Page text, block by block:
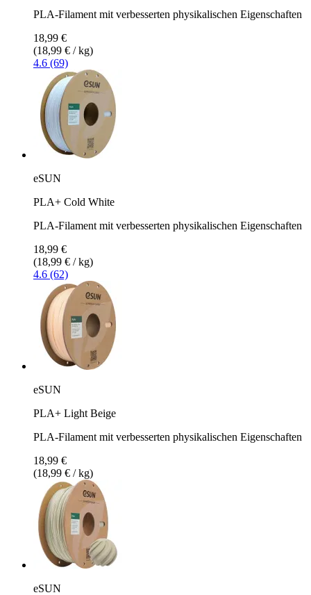
PLA-Filament mit verbesserten physikalischen Eigenschaften
18,99 €
(18,99 € / kg)
4.6 (69)
eSUN
PLA+ Cold White
PLA-Filament mit verbesserten physikalischen Eigenschaften
18,99 €
(18,99 € / kg)
4.6 (62)
eSUN
PLA+ Light Beige
PLA-Filament mit verbesserten physikalischen Eigenschaften
18,99 €
(18,99 € / kg)
eSUN